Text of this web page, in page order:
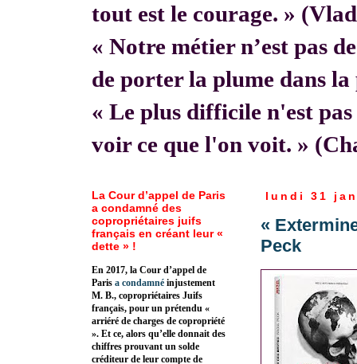
tout est le courage. »
« Notre métier n’est pas
de porter la plume dans
« Le plus difficile n'est
voir ce que l'on voit. »
lundi 31
«
Peck
La Cour d’appel de Paris
a condamné des
copropriétaires juifs
français en créant leur «
dette » !
En 2017, la Cour d’appel de
Paris a condamné injustement
M. B., copropriétaires Juifs
français, pour un prétendu «
arriéré de charges de copropriété
». Et ce, alors qu’elle donnait des
chiffres prouvant un solde
créditeur de leur compte de